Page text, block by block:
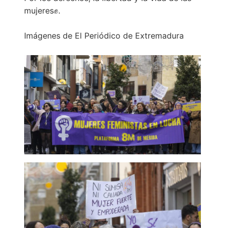
k
mujeres✊.
Imágenes de El Periódico de Extremadura